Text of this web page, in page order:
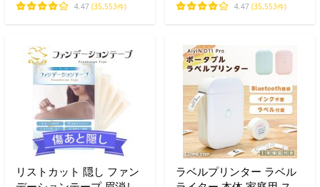
4.47 (35,553件) 4.47 (35,553件)
リストカット 隠し ファン
ラベルプリンター ラベル